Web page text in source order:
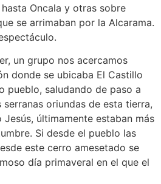
Oncala y otras sobre
se arrimaban por la Alcarama.
un grupo nos acercamos
donde se ubicaba El Castillo
pueblo, saludando de paso a
serranas oriundas de esta tierra,
últimamente estaban más
Si desde el pueblo las
este cerro amesetado se
día primaveral en el que el